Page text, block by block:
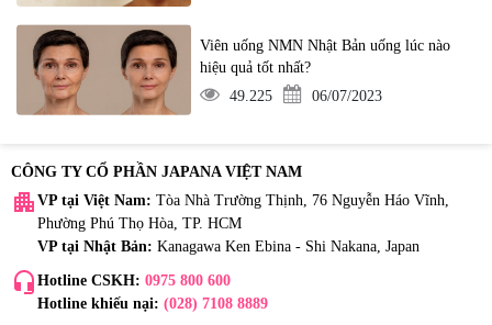
Viên uống NMN Nhật Bản uống lúc nào
hiệu quả tốt nhất?
49.225
06/07/2023
CÔNG TY CỔ PHẦN JAPANA VIỆT NAM
apartment VP tại Việt Nam: Tòa Nhà Trường Thịnh, 76 Nguyễn Háo Vĩnh,
Phường Phú Thọ Hòa, TP. HCM
VP tại Nhật Bản: Kanagawa Ken Ebina - Shi Nakana, Japan
headset_mic Hotline CSKH: 0975 800 600
Hotline khiếu nại: (028) 7108 8889